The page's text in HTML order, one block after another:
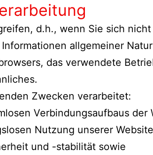
d.h., wenn Sie sich
allgemeiner
das verwendete
Zwecken verarbeitet:
Verbindungsaufbaus der
Nutzung unserer
und -stabilität sowie